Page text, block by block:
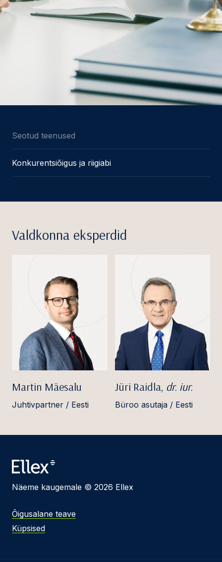
Seotud teenused
Konkurentsiõigus ja riigiabi
Valdkonna eksperdid
Martin Mäesalu
Juhtivpartner / Eesti
Jüri Raidla, dr. iur.
Büroo asutaja / Eesti
Näeme kaugemale © 2026 Ellex
Õigusalane teave
Küpsised